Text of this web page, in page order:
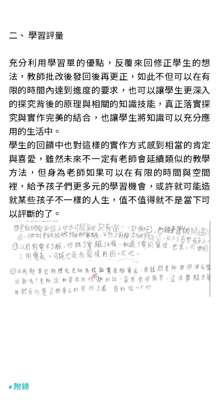
二、 學習評量
充分利用學習單的優點，反覆來回修正學生的想
法，教師批改後發回後再更正，如此不但可以在有
限的時間內達到進度的要求，也可以讓學生更深入
的探究背後的原理與相關的知識技能，真正落實探
究與實作完美的結合，也讓學生將知識可以充分應
用的生活中。
學生的回饋中也對這樣的實作方式感到相當的肯定
與喜愛，雖然未來不一定有老師會延續類似的教學
方法，但身為老師如果可以在有限的時間與空間
裡，給予孩子們更多元的學習機會，或許就可能造
就某些孩子不一樣的人生，值不值得就不是當下可
以評斷的了。
附錄